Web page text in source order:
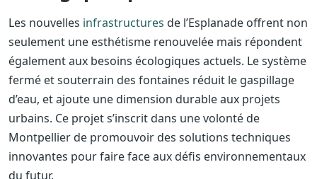
Les nouvelles infrastructures de l’Esplanade offrent non
seulement une esthétisme renouvelée mais répondent
également aux besoins écologiques actuels. Le système
fermé et souterrain des fontaines réduit le gaspillage
d’eau, et ajoute une dimension durable aux projets
urbains. Ce projet s’inscrit dans une volonté de
Montpellier de promouvoir des solutions techniques
innovantes pour faire face aux défis environnementaux
du futur.